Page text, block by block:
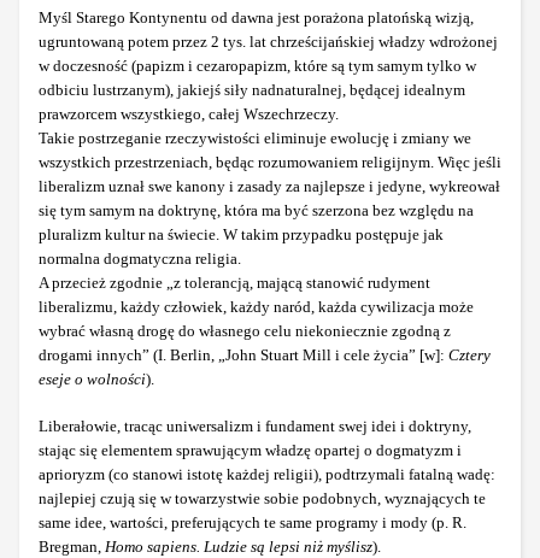
Myśl Starego Kontynentu od dawna jest porażona platońską wizją,
ugruntowaną potem przez 2 tys. lat chrześcijańskiej władzy wdrożonej
w doczesność (papizm i cezaropapizm, które są tym samym tylko w
odbiciu lustrzanym), jakiejś siły nadnaturalnej, będącej idealnym
prawzorcem wszystkiego, całej Wszechrzeczy.
Takie postrzeganie rzeczywistości eliminuje ewolucję i zmiany we
wszystkich przestrzeniach, będąc rozumowaniem religijnym. Więc jeśli
liberalizm uznał swe kanony i zasady za najlepsze i jedyne, wykreował
się tym samym na doktrynę, która ma być szerzona bez względu na
pluralizm kultur na świecie. W takim przypadku postępuje jak
normalna dogmatyczna religia.
A przecież zgodnie „z tolerancją, mającą stanowić rudyment
liberalizmu, każdy człowiek, każdy naród, każda cywilizacja może
wybrać własną drogę do własnego celu niekoniecznie zgodną z
drogami innych” (I. Berlin, „John Stuart Mill i cele życia” [w]: Cztery
eseje o wolności).
Liberałowie, tracąc uniwersalizm i fundament swej idei i doktryny,
stając się elementem sprawującym władzę opartej o dogmatyzm i
aprioryzm (co stanowi istotę każdej religii), podtrzymali fatalną wadę:
najlepiej czują się w towarzystwie sobie podobnych, wyznających te
same idee, wartości, preferujących te same programy i mody (p. R.
Bregman, Homo sapiens. Ludzie są lepsi niż myślisz).